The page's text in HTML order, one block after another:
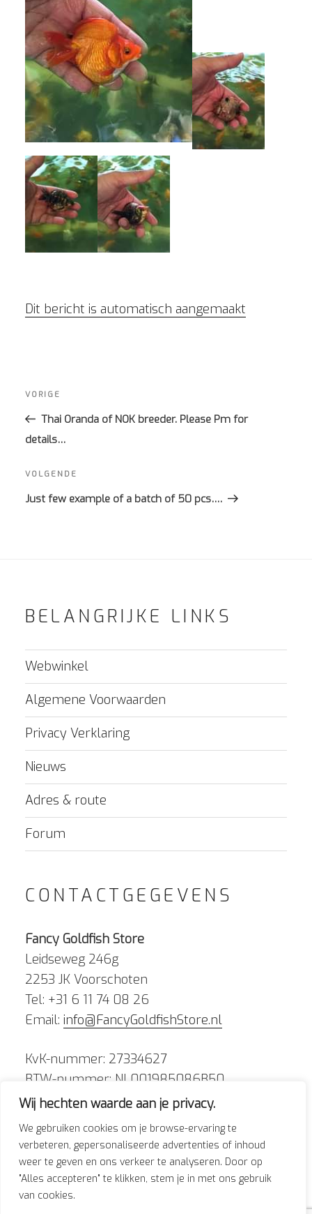
Wij hechten waarde aan je privacy.
We gebruiken cookies om je browse-ervaring te
verbeteren, gepersonaliseerde advertenties of inhoud
weer te geven en ons verkeer te analyseren. Door op
"Alles accepteren" te klikken, stem je in met ons gebruik
van cookies.
Dit bericht is automatisch aangemaakt
navigatie
Vorig
bericht
VORIGE
Thai Oranda of NOK breeder. Please Pm for
details…
Volgend
bericht
VOLGENDE
Just few example of a batch of 50 pcs….
BELANGRIJKE LINKS
Webwinkel
Algemene Voorwaarden
Privacy Verklaring
Nieuws
Adres & route
Forum
CONTACTGEGEVENS
Fancy Goldfish Store
Leidseweg 246g
2253 JK Voorschoten
Tel: +31 6 11 74 08 26
Email: info@FancyGoldfishStore.nl
KvK-nummer: 27334627
BTW-nummer: NL001985086B50
FacebookInstagram